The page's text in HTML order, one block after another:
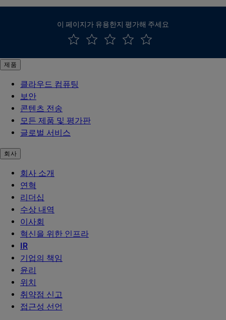
이 페이지가 유용한지 평가해 주세요
제품
클라우드 컴퓨팅
보안
콘텐츠 전송
모든 제품 및 평가판
글로벌 서비스
회사
회사 소개
연혁
리더십
수상 내역
이사회
혁신을 위한 인프라
IR
기업의 책임
윤리
위치
취약점 신고
접근성 선언